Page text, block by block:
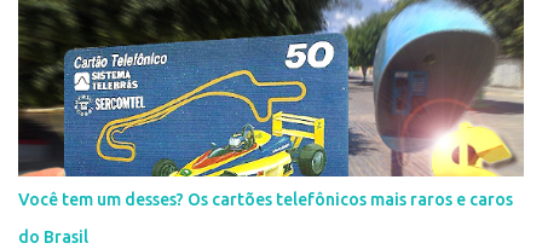
Você tem um desses? Os cartões telefônicos mais raros e caros
do Brasil